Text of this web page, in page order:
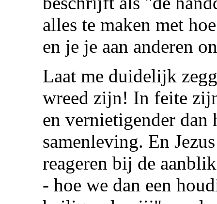
alles te maken met
en je je aan anderen
Laat me duidelijk
wreed zijn! In feite
en vernietigender dan
samenleving. En
reageren bij de
- hoe we dan een